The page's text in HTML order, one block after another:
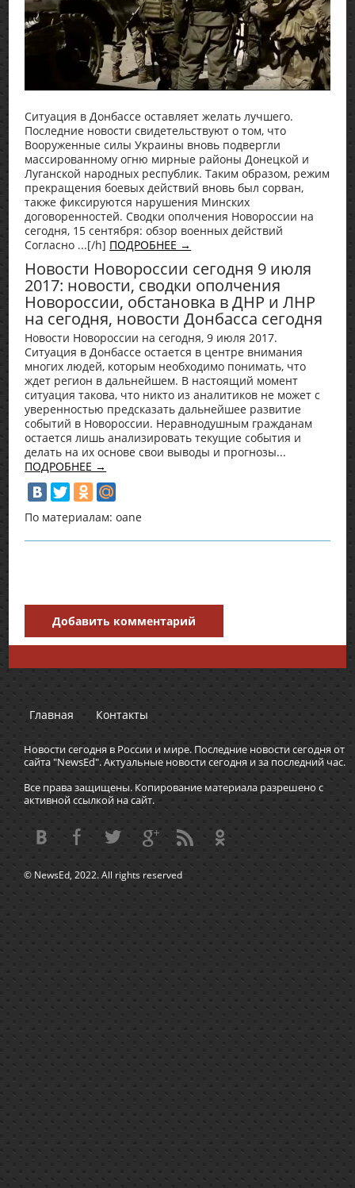
Ситуация в Донбассе оставляет желать лучшего.
Последние новости свидетельствуют о том, что
Вооруженные силы Украины вновь подвергли
массированному огню мирные районы Донецкой и
Луганской народных республик. Таким образом, режим
прекращения боевых действий вновь был сорван,
также фиксируются нарушения Минских
договоренностей. Сводки ополчения Новороссии на
сегодня, 15 сентября: обзор военных действий
Согласно ...[/h] ПОДРОБНЕЕ →
Новости Новороссии сегодня 9 июля
2017: новости, сводки ополчения
Новороссии, обстановка в ДНР и ЛНР
на сегодня, новости Донбасса сегодня
Новости Новороссии на сегодня, 9 июля 2017.
Ситуация в Донбассе остается в центре внимания
многих людей, которым необходимо понимать, что
ждет регион в дальнейшем. В настоящий момент
ситуация такова, что никто из аналитиков не может с
уверенностью предсказать дальнейшее развитие
событий в Новороссии. Неравнодушным гражданам
остается лишь анализировать текущие события и
делать на их основе свои выводы и прогнозы...
ПОДРОБНЕЕ →
По материалам: oane
Добавить комментарий
Главная Контакты
Новости сегодня в России и мире. Последние новости сегодня от
сайта "NewsEd". Актуальные новости сегодня и за последний час.
Все права защищены. Копирование материала разрешено с
активной ссылкой на сайт.
© NewsEd, 2022. All rights reserved